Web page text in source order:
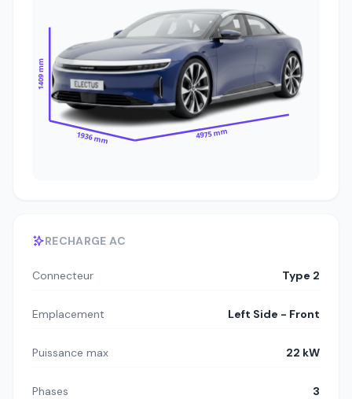
1409 mm
1936 mm 4975 mm
RECHARGE AC
Connecteur Type 2
Emplacement Left Side - Front
Puissance max 22 kW
Phases 3